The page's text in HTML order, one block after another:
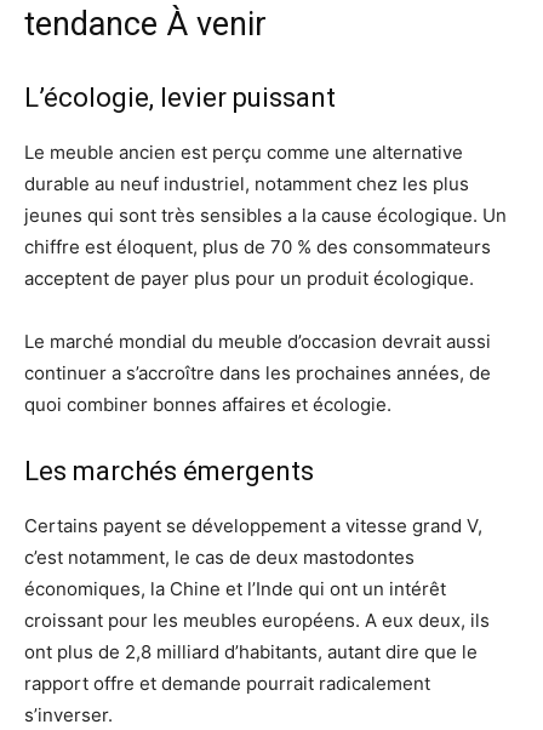
tendance À venir
L’écologie, levier puissant
Le meuble ancien est perçu comme une alternative
durable au neuf industriel, notamment chez les plus
jeunes qui sont très sensibles a la cause écologique. Un
chiffre est éloquent, plus de 70 % des consommateurs
acceptent de payer plus pour un produit écologique.
Le marché mondial du meuble d’occasion devrait aussi
continuer a s’accroître dans les prochaines années, de
quoi combiner bonnes affaires et écologie.
Les marchés émergents
Certains payent se développement a vitesse grand V,
c’est notamment, le cas de deux mastodontes
économiques, la Chine et l’Inde qui ont un intérêt
croissant pour les meubles européens. A eux deux, ils
ont plus de 2,8 milliard d’habitants, autant dire que le
rapport offre et demande pourrait radicalement
s’inverser.